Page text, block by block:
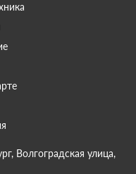
Волгоградская улица,